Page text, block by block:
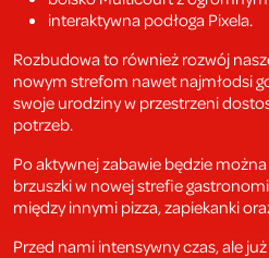
interaktywna podłoga Pixela.
Rozbudowa to również rozwój
nowym strefom nawet najmłodsi
swoje urodziny w przestrzeni
potrzeb.
Po aktywnej zabawie będzie
brzuszki w nowej strefie
między innymi pizza, zapiekanki
Przed nami intensywny czas, ale